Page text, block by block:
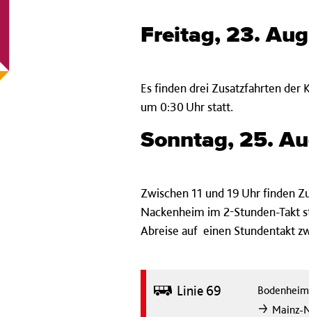
Freitag, 23.
Es finden drei Zusatzfahrten der
um 0:30 Uhr statt.
Sonntag, 25.
Zwischen 11 und 19 Uhr finden
Nackenheim im 2-Stunden-Takt
Abreise auf einen Stundentakt
Bus Linie 69 Bodenheim
nachMainz-